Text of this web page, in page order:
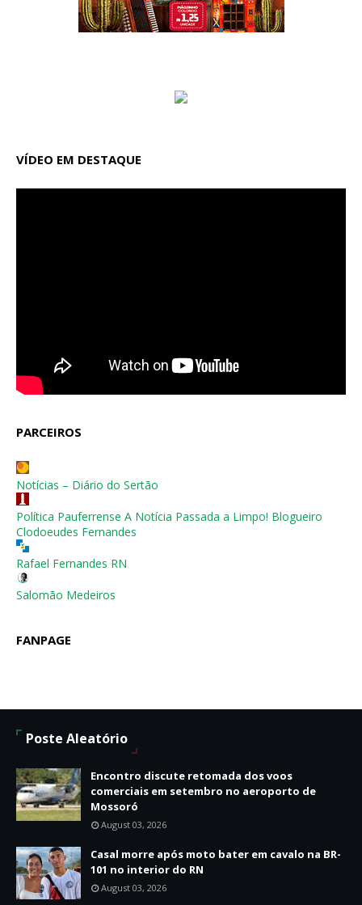
VÍDEO EM DESTAQUE
PARCEIROS
Notícias – Diário do Sertão
Política Pauferrense A Notícia Passada a Limpo! Blogueiro
Clodoeudes Fernandes
Rafael Fernandes RN
Salomão Medeiros
FANPAGE
Poste Aleatório
Encontro discute retomada dos voos
comerciais em setembro no aeroporto de
Mossoró
August 03, 2026
Casal morre após moto bater em cavalo na BR-
101 no interior do RN
August 03, 2026